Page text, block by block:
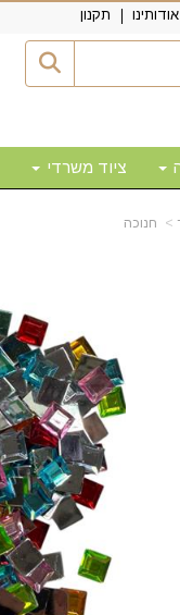
אודותינו תקנון
ציוד משרדי
חנוכה